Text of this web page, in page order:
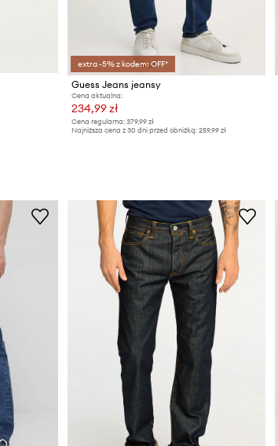
extra -5% z kodem: OFF*
Guess Jeans jeansy
Cena aktualna:
234,99 zł
Cena regularna: 379,99 zł
Najniższa cena z 30 dni przed obniżką: 259,99 zł